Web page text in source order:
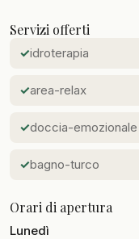
Servizi offerti
idroterapia
area-relax
doccia-emozionale
bagno-turco
Orari di apertura
Lunedì